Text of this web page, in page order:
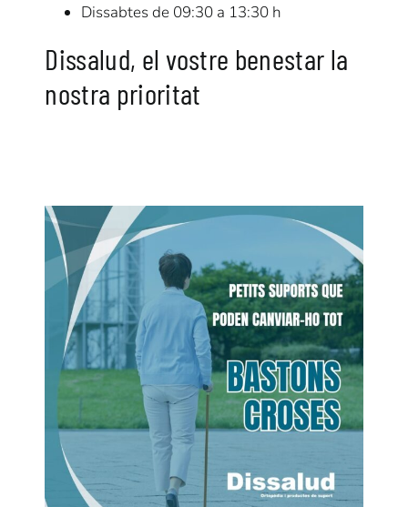
Dissabtes de 09:30 a 13:30 h
Dissalud, el vostre benestar la
nostra prioritat